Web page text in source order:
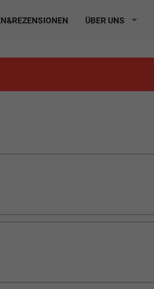
ÜBER UNS